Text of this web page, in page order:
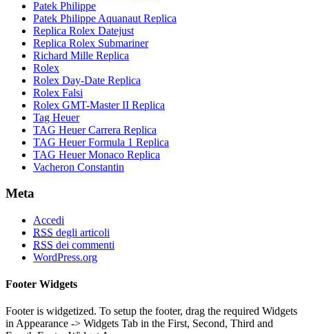
Patek Philippe
Patek Philippe Aquanaut Replica
Replica Rolex Datejust
Replica Rolex Submariner
Richard Mille Replica
Rolex
Rolex Day-Date Replica
Rolex Falsi
Rolex GMT-Master II Replica
Tag Heuer
TAG Heuer Carrera Replica
TAG Heuer Formula 1 Replica
TAG Heuer Monaco Replica
Vacheron Constantin
Meta
Accedi
RSS degli articoli
RSS dei commenti
WordPress.org
Footer Widgets
Footer is widgetized. To setup the footer, drag the required Widgets
in Appearance -> Widgets Tab in the First, Second, Third and